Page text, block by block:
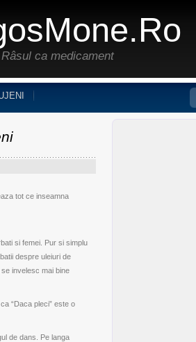
Râsul ca medicament
tot ce inseamna
si femei. Pur si simplu
despre uleiuri de
invelesc mai bine
“Daca pleci” este o
de dans. Pe langa